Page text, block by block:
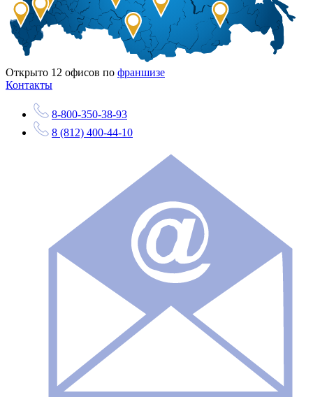
Открыто 12 офисов по франшизе
Контакты
8-800-350-38-93
8 (812) 400-44-10